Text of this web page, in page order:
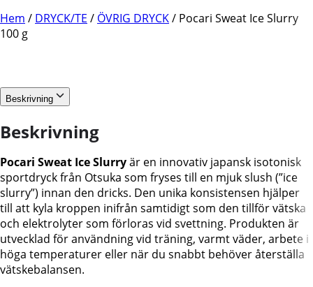
Hem / DRYCK/TE / ÖVRIG DRYCK/ Pocari Sweat Ice Slurry
100 g
Beskrivning
Beskrivning
Pocari Sweat Ice Slurryär en innovativ japansk isotonisk
sportdryck från Otsuka som fryses till en mjuk slush (”ice
slurry”) innan den dricks. Den unika konsistensen hjälper
till att kyla kroppen inifrån samtidigt som den tillför vätska
och elektrolyter som förloras vid svettning. Produkten är
utvecklad för användning vid träning, varmt väder, arbete i
höga temperaturer eller när du snabbt behöver återställa
vätskebalansen.